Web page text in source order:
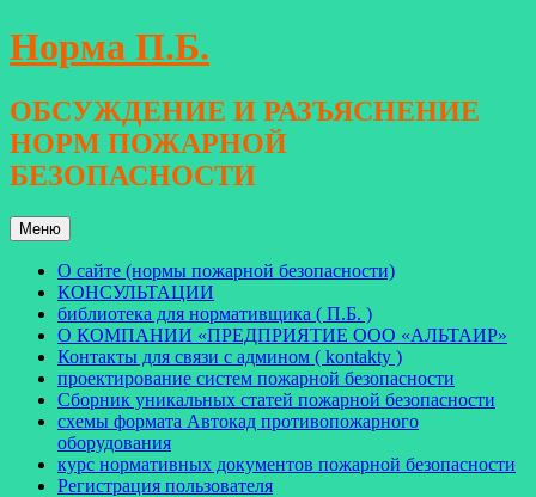
Перейти
к
Норма П.Б.
ОБСУЖДЕНИЕ И РАЗЪЯСНЕНИЕ
НОРМ ПОЖАРНОЙ
БЕЗОПАСНОСТИ
Меню
О сайте (нормы пожарной безопасности)
КОНСУЛЬТАЦИИ
библиотека для нормативщика ( П.Б. )
О КОМПАНИИ «ПРЕДПРИЯТИЕ ООО «АЛЬТАИР»
Контакты для связи с админом ( kontakty )
проектирование систем пожарной безопасности
Сборник уникальных статей пожарной безопасности
схемы формата Автокад противопожарного
оборудования
курс нормативных документов пожарной безопасности
Регистрация пользователя